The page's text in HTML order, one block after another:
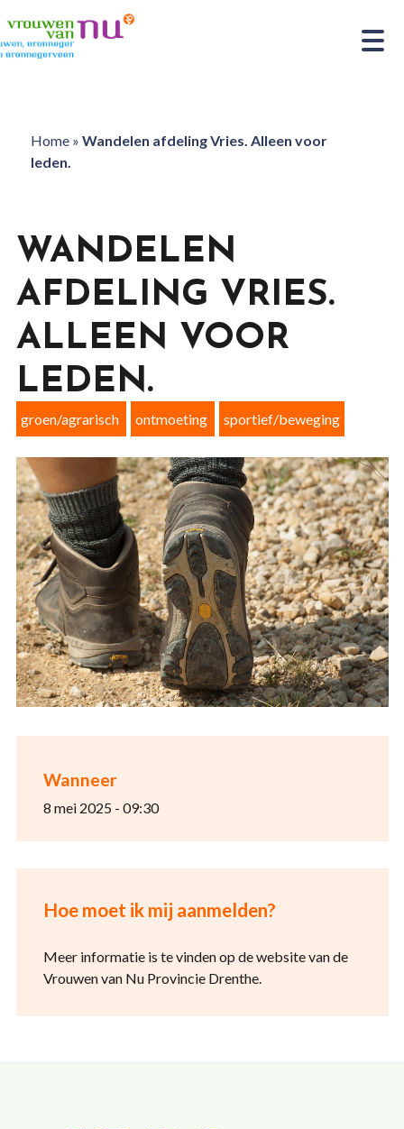
Home» Wandelen afdeling Vries. Alleen voor
leden.
Wanneer
8 mei 2025 - 09:30
Hoe moet ik mij aanmelden?
Meer informatie is te vinden op de website van de
Vrouwen van Nu Provincie Drenthe.
WANDELEN
AFDELING VRIES.
ALLEEN VOOR
LEDEN.
groen/agrarisch ontmoeting sportief/beweging